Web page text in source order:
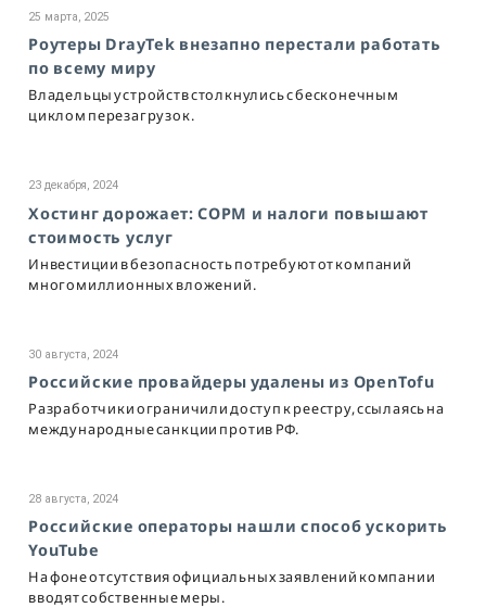
25 марта, 2025
Роутеры DrayTek внезапно перестали работать
по всему миру
Владельцы устройств столкнулись с бесконечным
циклом перезагрузок.
23 декабря, 2024
Хостинг дорожает: СОРМ и налоги повышают
стоимость услуг
Инвестиции в безопасность потребуют от компаний
многомиллионных вложений.
30 августа, 2024
Российские провайдеры удалены из OpenTofu
Разработчики ограничили доступ к реестру, ссылаясь на
международные санкции против РФ.
28 августа, 2024
Российские операторы нашли способ ускорить
YouTube
На фоне отсутствия официальных заявлений компании
вводят собственные меры.